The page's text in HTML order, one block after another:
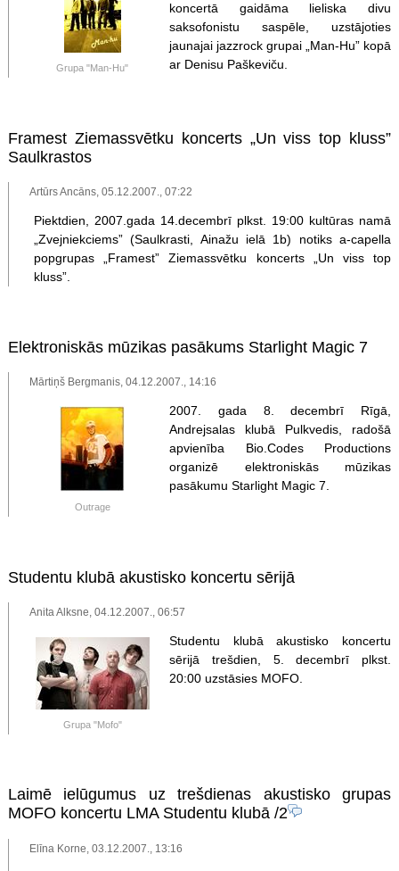
Grupa "Man-Hu"
koncertā gaidāma lieliska divu
saksofonistu saspēle, uzstājoties
jaunajai jazzrock grupai „Man-Hu” kopā
ar Denisu Paškeviču.
Framest Ziemassvētku koncerts „Un viss top kluss”
Saulkrastos
Artūrs Ancāns, 05.12.2007., 07:22
Piektdien, 2007.gada 14.decembrī plkst. 19:00 kultūras namā
„Zvejniekciems” (Saulkrasti, Ainažu ielā 1b) notiks a-capella
popgrupas „Framest” Ziemassvētku koncerts „Un viss top
kluss”.
Elektroniskās mūzikas pasākums Starlight Magic 7
Mārtiņš Bergmanis, 04.12.2007., 14:16
Outrage
2007. gada 8. decembrī Rīgā,
Andrejsalas klubā Pulkvedis, radošā
apvienība Bio.Codes Productions
organizē elektroniskās mūzikas
pasākumu Starlight Magic 7.
Studentu klubā akustisko koncertu sērijā
Anita Alksne, 04.12.2007., 06:57
Grupa "Mofo"
Studentu klubā akustisko koncertu
sērijā trešdien, 5. decembrī plkst.
20:00 uzstāsies MOFO.
Laimē ielūgumus uz trešdienas akustisko grupas
MOFO koncertu LMA Studentu klubā/2
Elīna Korne, 03.12.2007., 13:16